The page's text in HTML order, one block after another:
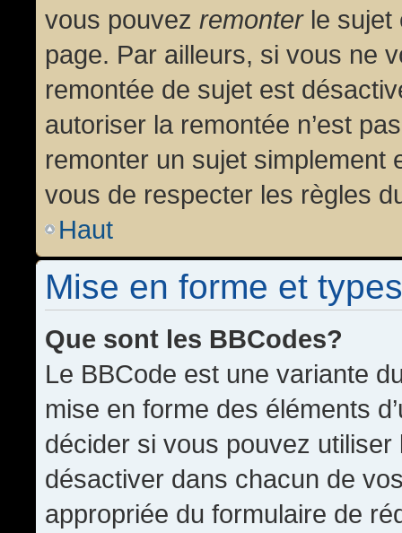
vous pouvez remonterle sujet
page. Par ailleurs, si vous ne
remontée de sujet est
autoriser la remontée n’est
remonter un sujet simplement
vous de respecter les règles
Haut
Mise en forme et
Que sont les BBCodes?
Le BBCode est une variante
mise en forme des éléments
décider si vous pouvez
désactiver dans chacun de
appropriée du formulaire de